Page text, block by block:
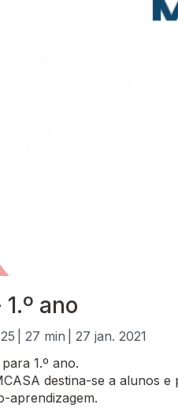
ano
| 27 min | 27 jan. 2021
1.º ano.
destina-se a alunos
aprendizagem.